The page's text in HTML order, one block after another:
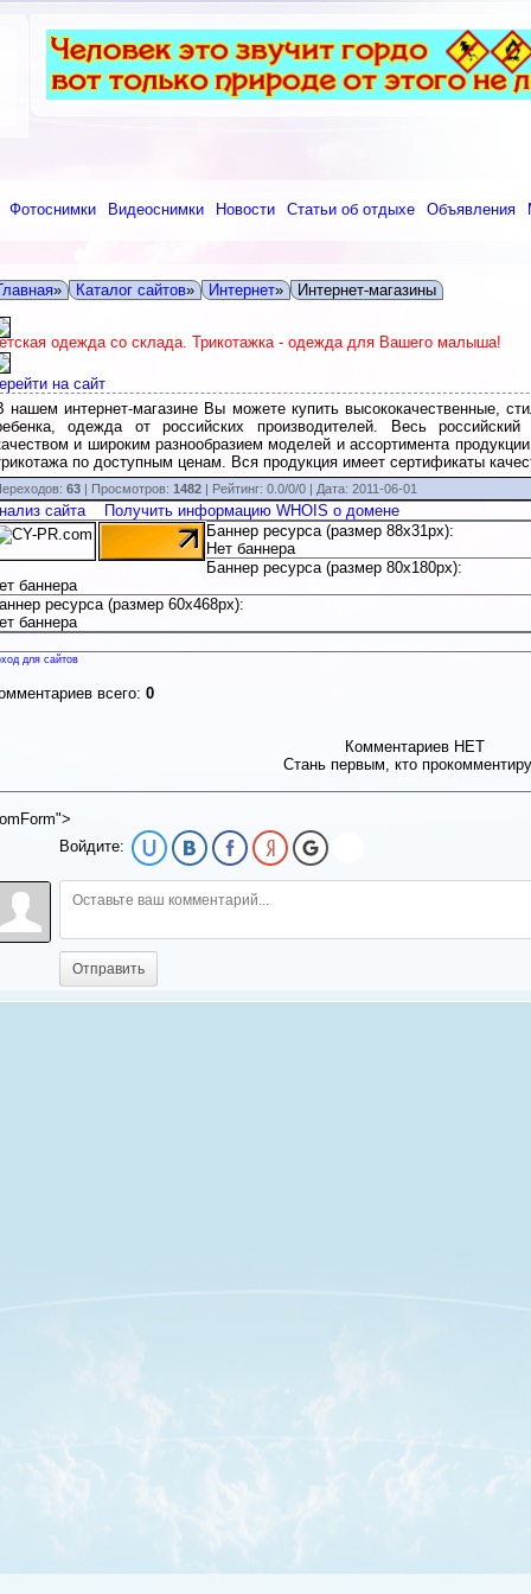
Фотоснимки Видеоснимки Новости Статьи об отдыхе Объявления
» Каталог сайтов» Интернет» Интернет-магазины
одежда со склада. Трикотажка - одежда для Вашего малыша!
на сайт
нашем интернет-магазине Вы можете купить высококачественные,
одежда от российских производителей. Весь
и широким разнообразием моделей и ассортимента
по доступным ценам. Вся продукция имеет сертификаты
63| Просмотров: 1482| Рейтинг: 0.0/0/0 | Дата: 2011-06-01
сайта
Получить информацию WHOIS о домене
Баннер ресурса (размер 88x31px):
Нет баннера
Баннер ресурса (размер 80x180px):
баннера
ресурса (размер 60x468px):
баннера
для сайтов
всего: 0
Комментариев НЕТ
Стань первым, кто
Войдите:
Отправить